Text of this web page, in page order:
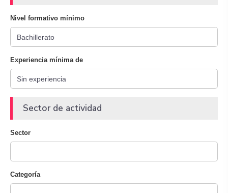
Nivel formativo mínimo
Experiencia mínima de
Sector de actividad
Sector
Categoría